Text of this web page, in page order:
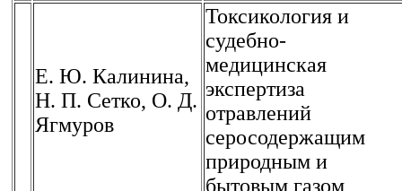
Е. Ю. Калинина,
Н. П. Сетко, О. Д.
Ягмуров
Токсикология и
судебно-
медицинская
экспертиза
отравлений
серосодержащим
природным и
бытовым газом